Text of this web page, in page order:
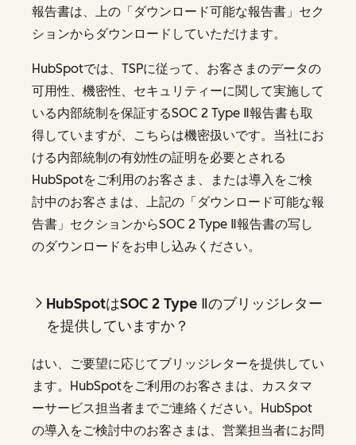
報告書は、上の「ダウンロード可能な報告書」セク
ションからダウンロードしていただけます。
HubSpotでは、TSPに従って、お客さまのデータの
可用性、機密性、セキュリティーに関して実施して
いる内部統制を保証するSOC 2 Type Ⅱ報告書も取
得していますが、こちらは機密扱いです。当社にお
ける内部統制の有効性の証明を必要とされる
HubSpotをご利用のお客さま、または導入をご検
討中のお客さまは、上記の「ダウンロード可能な報
告書」セクションからSOC 2 Type Ⅱ報告書の写し
のダウンロードをお申し込みください。
HubSpotはSOC 2 Type Ⅱのブリッジレター
を提供していますか？
はい、ご要望に応じてブリッジレターを提供してい
ます。HubSpotをご利用のお客さまは、カスタマ
ーサービス担当者までご連絡ください。HubSpot
の導入をご検討中のお客さまは、営業担当者にお問